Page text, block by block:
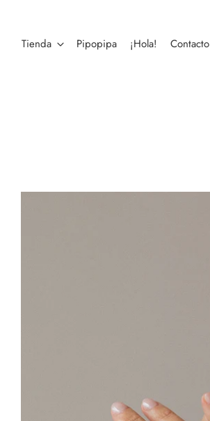
Tienda Pipopipa ¡Hola! Contacto